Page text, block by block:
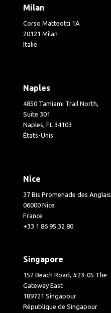
Milan
Corso Matteotti 1A
20121 Milan
Italie
Naples
4850 Tamiami Trail North,
Suite 301
Naples, FL 34103
États-Unis
Nice
37 Bis Promenade des Anglais
06000 Nice
France
+33 1 86 95 32 80
Singapore
152 Beach Road, #23-05 The
Gateway East
189721 Singapour
République de Singapour